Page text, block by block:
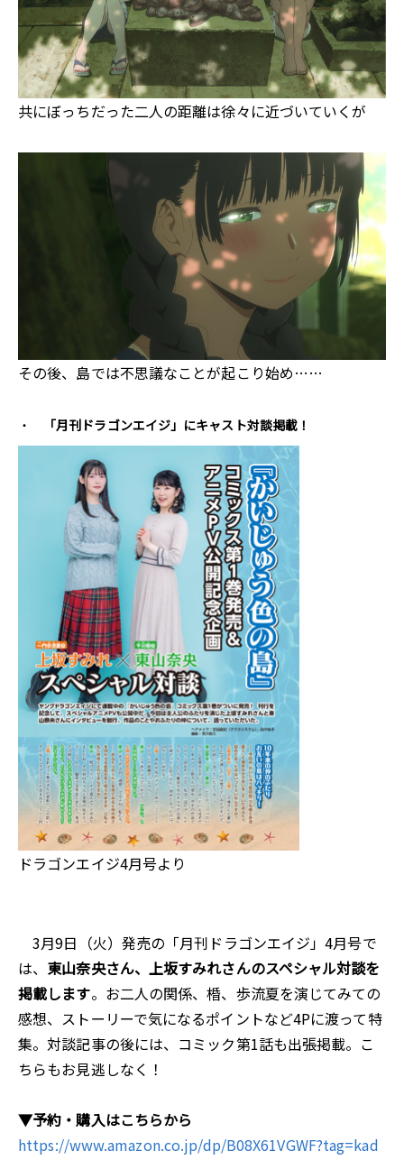
共にぼっちだった二人の距離は徐々に近づいていくが
その後、島では不思議なことが起こり始め……
「月刊ドラゴンエイジ」にキャスト対談掲載！
ドラゴンエイジ4月号より
3月9日（火）発売の「月刊ドラゴンエイジ」4月号で
は、 東山奈央さん、上坂すみれさんのスペシャル対談を
掲載します。お二人の関係、棔、歩流夏を演じてみての
感想、ストーリーで気になるポイントなど4Pに渡って特
集。対談記事の後には、コミック第1話も出張掲載。こ
ちらもお見逃しなく！
▼予約・購入はこちらから
https://www.amazon.co.jp/dp/B08X61VGWF?tag=kad